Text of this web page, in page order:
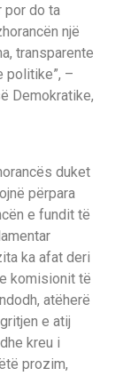
por do ta
një
transparente
politike”, –
Demokratike,
duket
përpara
e fundit të
ka afat deri
komisionit të
atëherë
e atij
kreu i
prozim,